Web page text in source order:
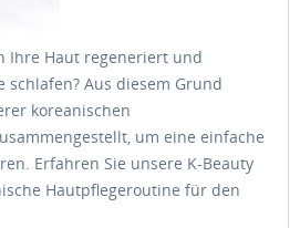
Ihre Haut regeneriert und
schlafen? Aus diesem Grund
koreanischen
um eine einfache
Erfahren Sie unsere K-Beauty
Hautpflegeroutine für den